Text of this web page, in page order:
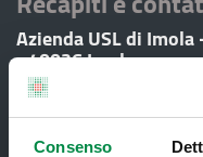
Consenso
Azienda USL di
- 40026 Imola
T. +39 0542 604111
90000900374 -